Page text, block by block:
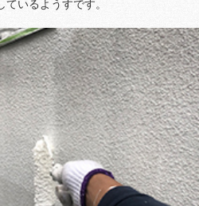
いるようすです。